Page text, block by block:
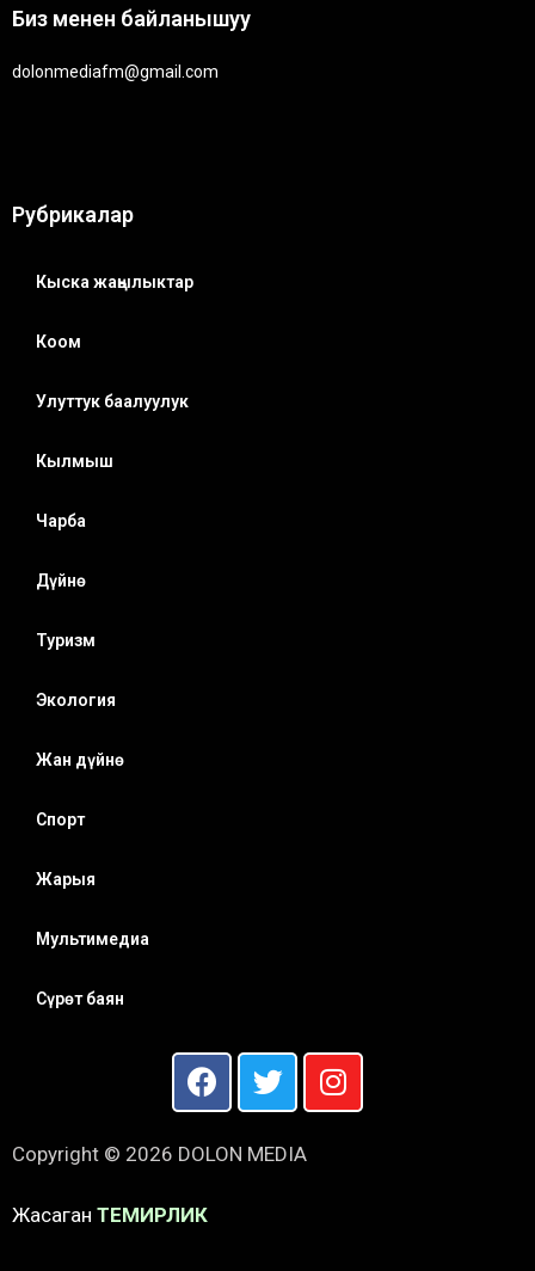
Биз менен байланышуу
dolonmediafm@gmail.com
Рубрикалар
Кыска жаңылыктар
Коом
Улуттук баалуулук
Кылмыш
Чарба
Дүйнө
Туризм
Экология
Жан дүйнө
Спорт
Жарыя
Мультимедиа
Сүрөт баян
Copyright © 2026 DOLON MEDIA
Жасаган ТЕМИРЛИК